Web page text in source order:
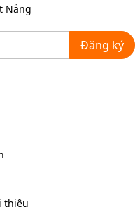
Nắng
Đăng ký
thiệu